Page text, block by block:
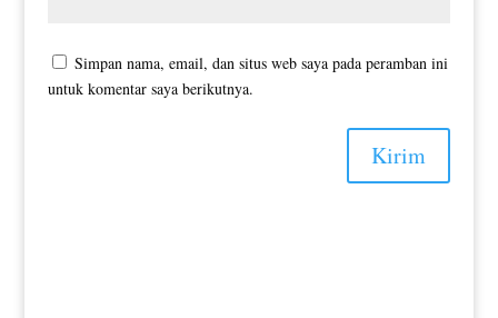
Simpan nama, email, dan situs web saya pada peramban ini
untuk komentar saya berikutnya.
Kirim